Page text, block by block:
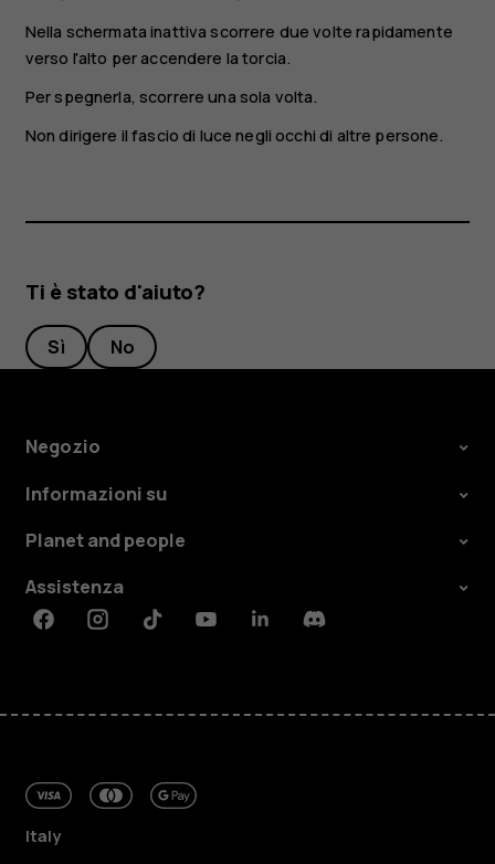
Nella schermata inattiva scorrere due volte rapidamente
verso l'alto per accendere la torcia.
Per spegnerla, scorrere una sola volta.
Non dirigere il fascio di luce negli occhi di altre persone.
Ti è stato d'aiuto?
Sì No
Negozio
Informazioni su
Planet and people
Assistenza
FacebookInstagramTiktokYoutubeLinkedinDiscord
Italy